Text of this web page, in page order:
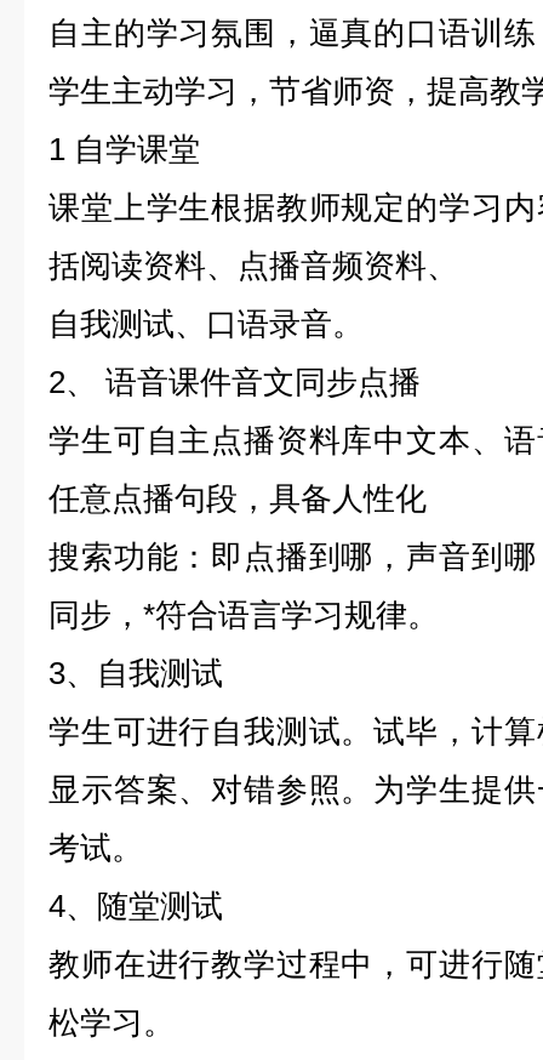
自主的学习氛围，逼真的口语训
学生主动学习，节省师资，提高教
1 自学课堂
课堂上学生根据教师规定的学习
括阅读资料、点播音频资料、
自我测试、口语录音。
2、 语音课件音文同步点播
学生可自主点播资料库中文本、
任意点播句段，具备人性化
搜索功能：即点播到哪，声音到
同步，*符合语言学习规律。
3、自我测试
学生可进行自我测试。试毕，计
显示答案、对错参照。为学生提
考试。
4、随堂测试
教师在进行教学过程中，可进行
松学习。